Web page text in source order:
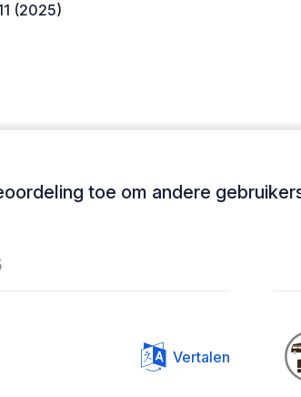
(2025)
toe om andere
Vertalen